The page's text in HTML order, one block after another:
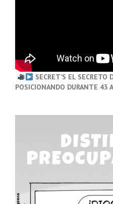
SECRET’S EL SECRETO
POSICIONANDO DURANTE